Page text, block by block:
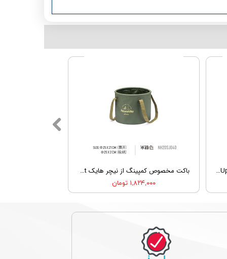
باکت مخصوص کمپینگ از نیچر هایک Nature Hike NH20SJ040 Foldable Round Bucket
۱,۸۲۴,۰۰۰ تومان
باکت بهینه شده از نیچر هایک Nature Hike CNK2350CF010 Foldable Round Bucket Upgrade